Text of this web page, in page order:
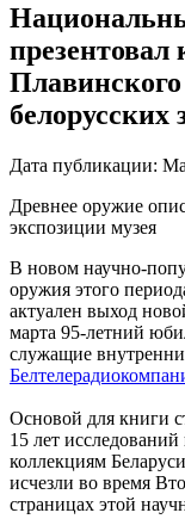
белорусских
Дата публикации:
Древнее оружие
экспозиции музея
В новом научно-
оружия этого
актуален выход
марта 95-летний
служащие
Основой для книги
15 лет
коллекциям
исчезли во время
страницах этой